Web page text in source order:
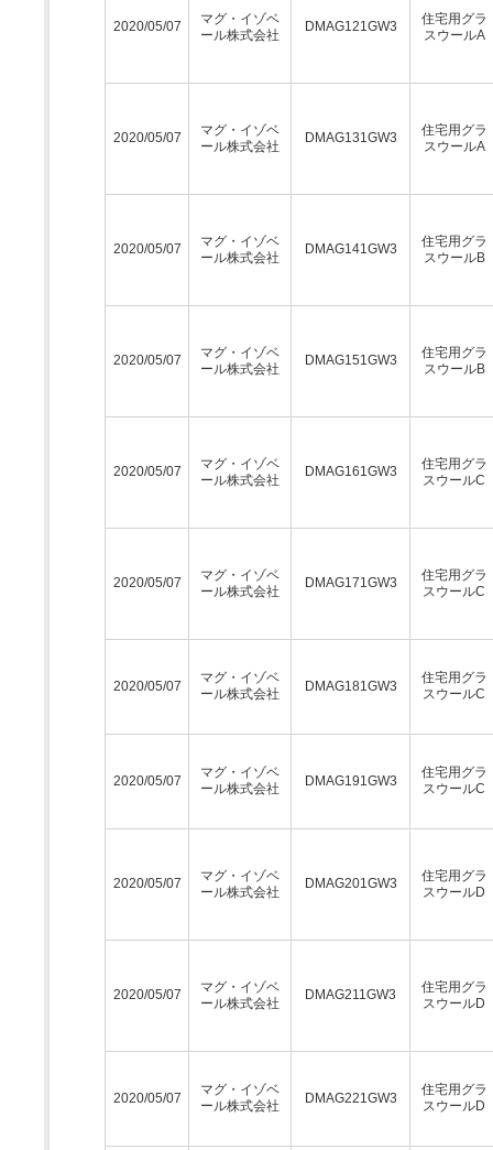
2020/05/07
マグ・イゾベ
ール株式会社
DMAG121GW3
住宅用グラ
スウールA
2020/05/07
マグ・イゾベ
ール株式会社
DMAG131GW3
住宅用グラ
スウールA
2020/05/07
マグ・イゾベ
ール株式会社
DMAG141GW3
住宅用グラ
スウールB
2020/05/07
マグ・イゾベ
ール株式会社
DMAG151GW3
住宅用グラ
スウールB
2020/05/07
マグ・イゾベ
ール株式会社
DMAG161GW3
住宅用グラ
スウールC
2020/05/07
マグ・イゾベ
ール株式会社
DMAG171GW3
住宅用グラ
スウールC
2020/05/07
マグ・イゾベ
ール株式会社
DMAG181GW3
住宅用グラ
スウールC
2020/05/07
マグ・イゾベ
ール株式会社
DMAG191GW3
住宅用グラ
スウールC
2020/05/07
マグ・イゾベ
ール株式会社
DMAG201GW3
住宅用グラ
スウールD
2020/05/07
マグ・イゾベ
ール株式会社
DMAG211GW3
住宅用グラ
スウールD
2020/05/07
マグ・イゾベ
ール株式会社
DMAG221GW3
住宅用グラ
スウールD